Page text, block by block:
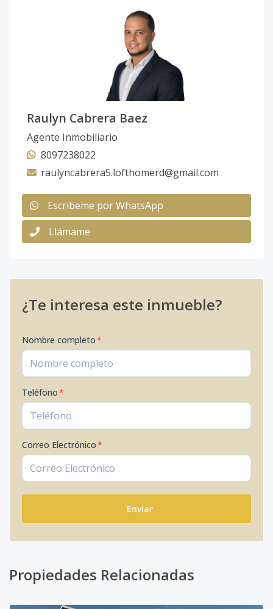
Raulyn Cabrera Baez
Agente Inmobiliario
8097238022
raulyncabrera5.lofthomerd@gmail.com
Escribeme por WhatsApp
Llámame
¿Te interesa este inmueble?
Nombre completo*
Teléfono*
Correo Electrónico*
Enviar
Propiedades Relacionadas